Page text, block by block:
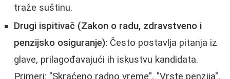
traže suštinu.
Drugi ispitivač (Zakon o radu, zdravstveno i
penzijsko osiguranje): Često postavlja pitanja iz
glave, prilagođavajući ih iskustvu kandidata.
Primeri: "Skraćeno radno vreme", "Vrste penzija",